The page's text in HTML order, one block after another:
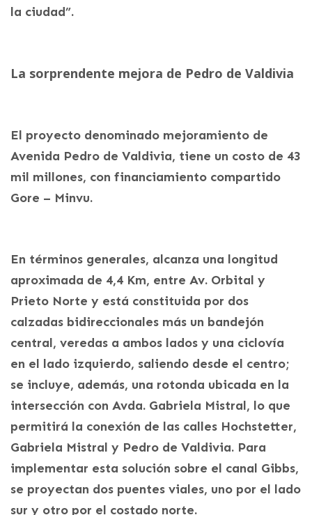
la ciudad”.
La sorprendente mejora de Pedro de Valdivia
El proyecto denominado mejoramiento de
Avenida Pedro de Valdivia, tiene un costo de 43
mil millones, con financiamiento compartido
Gore – Minvu.
En términos generales, alcanza una longitud
aproximada de 4,4 Km, entre Av. Orbital y
Prieto Norte y está constituida por dos
calzadas bidireccionales más un bandejón
central, veredas a ambos lados y una ciclovía
en el lado izquierdo, saliendo desde el centro;
se incluye, además, una rotonda ubicada en la
intersección con Avda. Gabriela Mistral, lo que
permitirá la conexión de las calles Hochstetter,
Gabriela Mistral y Pedro de Valdivia. Para
implementar esta solución sobre el canal Gibbs,
se proyectan dos puentes viales, uno por el lado
sur y otro por el costado norte.